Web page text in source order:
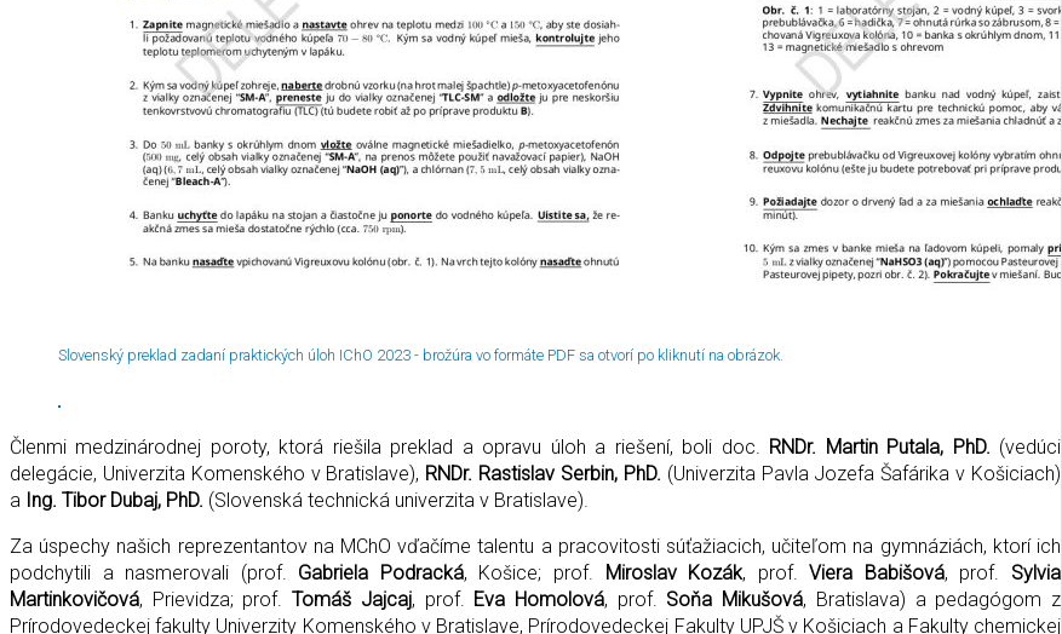
Slovenský preklad zadaní praktických úloh IChO 2023 - brožúra vo formáte PDF sa otvorí po kliknutí na obrázok.
Členmi medzinárodnej poroty, ktorá riešila preklad a opravu úloh a riešení, boli doc. RNDr. Martin Putala, PhD. (vedúci
delegácie, Univerzita Komenského v Bratislave), RNDr. Rastislav Serbin, PhD. (Univerzita Pavla Jozefa Šafárika v Košiciach)
a Ing. Tibor Dubaj, PhD. (Slovenská technická univerzita v Bratislave).
Za úspechy našich reprezentantov na MChO vďačíme talentu a pracovitosti súťažiacich, učiteľom na gymnáziách, ktorí ich
podchytili a nasmerovali (prof. Gabriela Podracká, Košice; prof. Miroslav Kozák, prof.Viera Babišová, prof. Sylvia
Martinkovičová, Prievidza; prof.Tomáš Jajcaj, prof. Eva Homolová, prof. Soňa Mikušová, Bratislava) a pedagógom z
Prírodovedeckej fakulty Univerzity Komenského v Bratislave, Prírodovedeckej Fakulty UPJŠ v Košiciach a Fakulty chemickej